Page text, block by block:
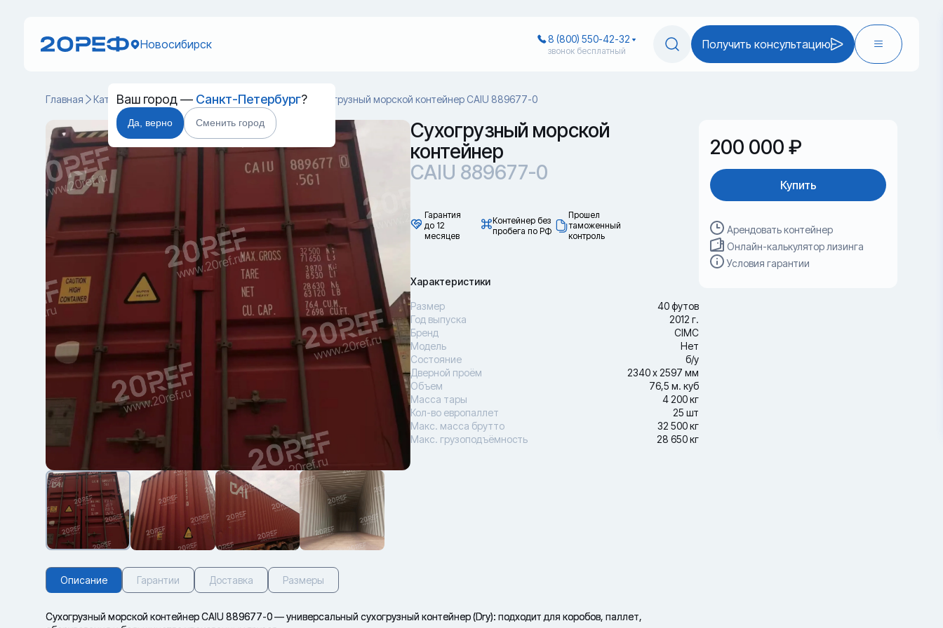
Новосибирск
Ваш город — Санкт-Петербург?
Да, верно Сменить город
8 (800) 550-42-32
звонок бесплатный Получить консультацию
Главная Каталог Cухогрузные морские контейнеры Сухогрузный морской контейнер CAIU 889677-0
Сухогрузный морской
контейнер
CAIU 889677-0
Гарантия
до 12
месяцев
Контейнер без
пробега по РФ
Прошел
таможенный
контроль
Характеристики
Размер
40 футов
Год выпуска
2012 г.
Бренд
CIMC
Модель
Нет
Состояние
б/у
Дверной проём
2340 х 2597 мм
Объем
76,5 м. куб
Масса тары
4 200 кг
Кол-во европаллет
25 шт
Макс. масса брутто
32 500 кг
Макс. грузоподъёмность
28 650 кг
200 000 ₽
Купить
Арендовать контейнер
Онлайн-калькулятор лизинга
Условия гарантии
Описание Гарантии Доставка Размеры
Сухогрузный морской контейнер CAIU 889677-0 — универсальный сухогрузный контейнер (Dry): подходит для коробов, паллет,